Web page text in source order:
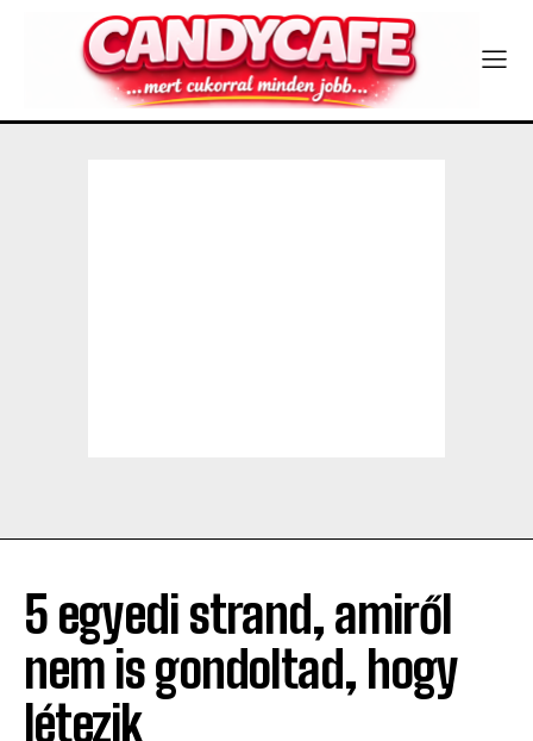
5 egyedi strand, amiről
nem is gondoltad, hogy
létezik